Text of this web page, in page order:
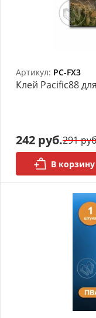
Артикул: PC-FX3
Клей Pacific88
242 руб.291
В корзину